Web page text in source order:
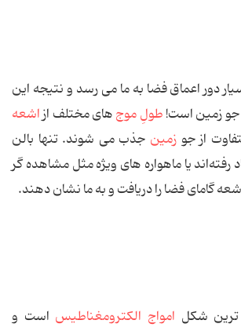
دور اعماق فضا به ما می ‌رسد و نتیجه این
زمین است!طولِ‌ موج‌های مختلف ازاشعه
از جوزمین جذب می ‌شوند. تنها بالن
رفته‌اند یا ماهواره‌ های ویژه مثل مشاهده گر
گامای فضا را دریافت و به ما نشان دهند.
‌ترین شكل امواج الكترومغناطیس است و